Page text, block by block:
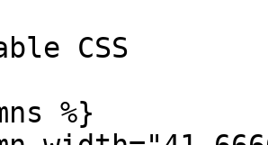
CSS
%}